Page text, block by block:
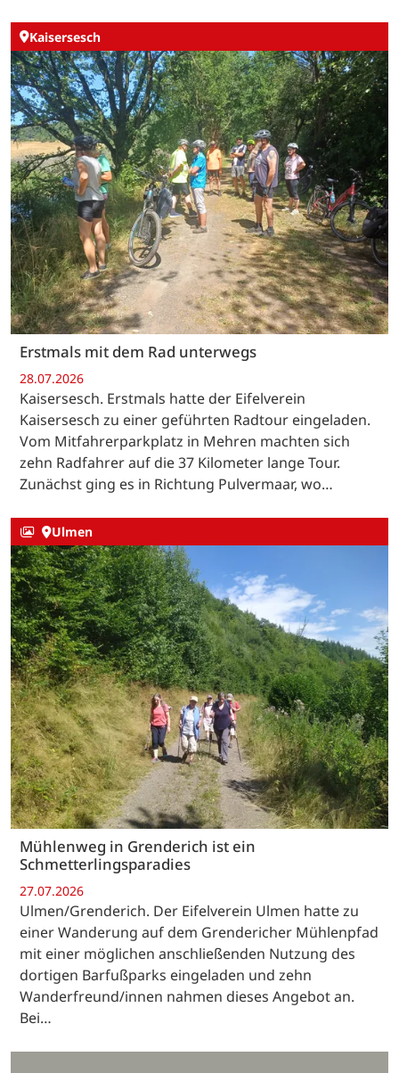
Kaisersesch
Erstmals mit dem Rad unterwegs
28.07.2026
Kaisersesch. Erstmals hatte der Eifelverein
Kaisersesch zu einer geführten Radtour eingeladen.
Vom Mitfahrerparkplatz in Mehren machten sich
zehn Radfahrer auf die 37 Kilometer lange Tour.
Zunächst ging es in Richtung Pulvermaar, wo…
Ulmen
Mühlenweg in Grenderich ist ein
Schmetterlingsparadies
27.07.2026
Ulmen/Grenderich. Der Eifelverein Ulmen hatte zu
einer Wanderung auf dem Grendericher Mühlenpfad
mit einer möglichen anschließenden Nutzung des
dortigen Barfußparks eingeladen und zehn
Wanderfreund/innen nahmen dieses Angebot an.
Bei…